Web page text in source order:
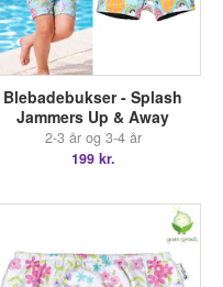
Blebadebukser - Splash
Jammers Up & Away
2-3 år og 3-4 år
199 kr.